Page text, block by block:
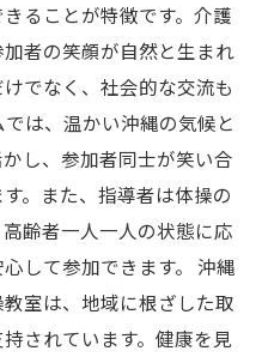
ることが特徴です。介護
者の笑顔が自然と生まれ
でなく、社会的な交流も
は、温かい沖縄の気候と
し、参加者同士が笑い合
。また、指導者は体操の
齢者一人一人の状態に応
して参加できます。 沖縄
室は、地域に根ざした取
されています。健康を見